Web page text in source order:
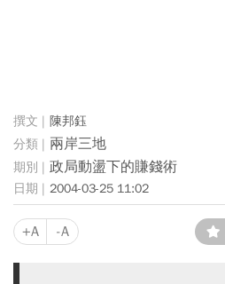
陳邦鈺
兩岸三地
政局動盪下的賺錢術
2004-03-25 11:02
+A -A